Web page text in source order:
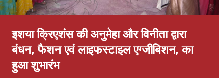
इशया क्रिएशंस की अनुमेहा और विनीता द्वारा
बंधन, फैशन एवं लाइफस्टाइल एग्जीबिशन, का
हुआ शुभारंभ